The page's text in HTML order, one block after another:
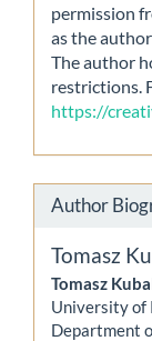
permission
as the
The author
restrictions.
https://
Author
Tomasz
Tomasz
University of
Department